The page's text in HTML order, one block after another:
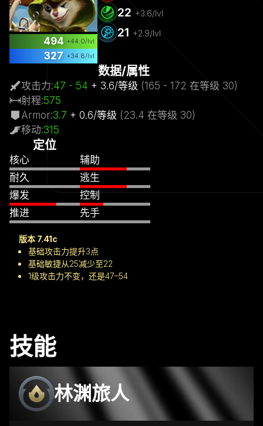
494 +44.0/lvl
327 +34.8/lvl
22 +3.6/lvl
21 +2.9/lvl
数据/属性
攻击力:47 - 54 + 3.6/等级 (165 - 172 在等级 30)
射程:575
Armor:3.7 + 0.6/等级 (23.4 在等级 30)
移动:315
定位
核心
耐久
爆发
推进
辅助
逃生
控制
先手
版本 7.41c
基础攻击力提升3点
基础敏捷从25减少至22
1级攻击力不变，还是47–54
技能
林渊旅人